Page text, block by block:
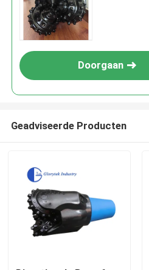
Doorgaan
Geadviseerde Producten